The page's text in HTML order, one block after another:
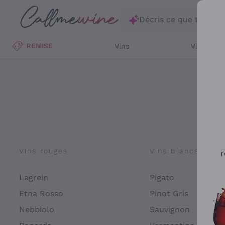
Passer au contenu principal
Décris ce que tu
REMISE Vins Vins
Vins rouges
Lagrein
Etna Rosso
Nebbiolo
Vins blancs
Pigato
Pinot Gris
Sauvignon